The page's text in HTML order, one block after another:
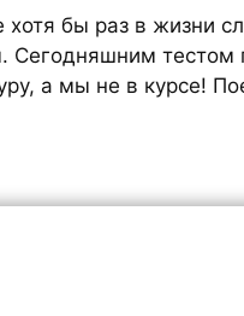
хотя бы раз в жизни
Сегодняшним
а мы не в курсе!